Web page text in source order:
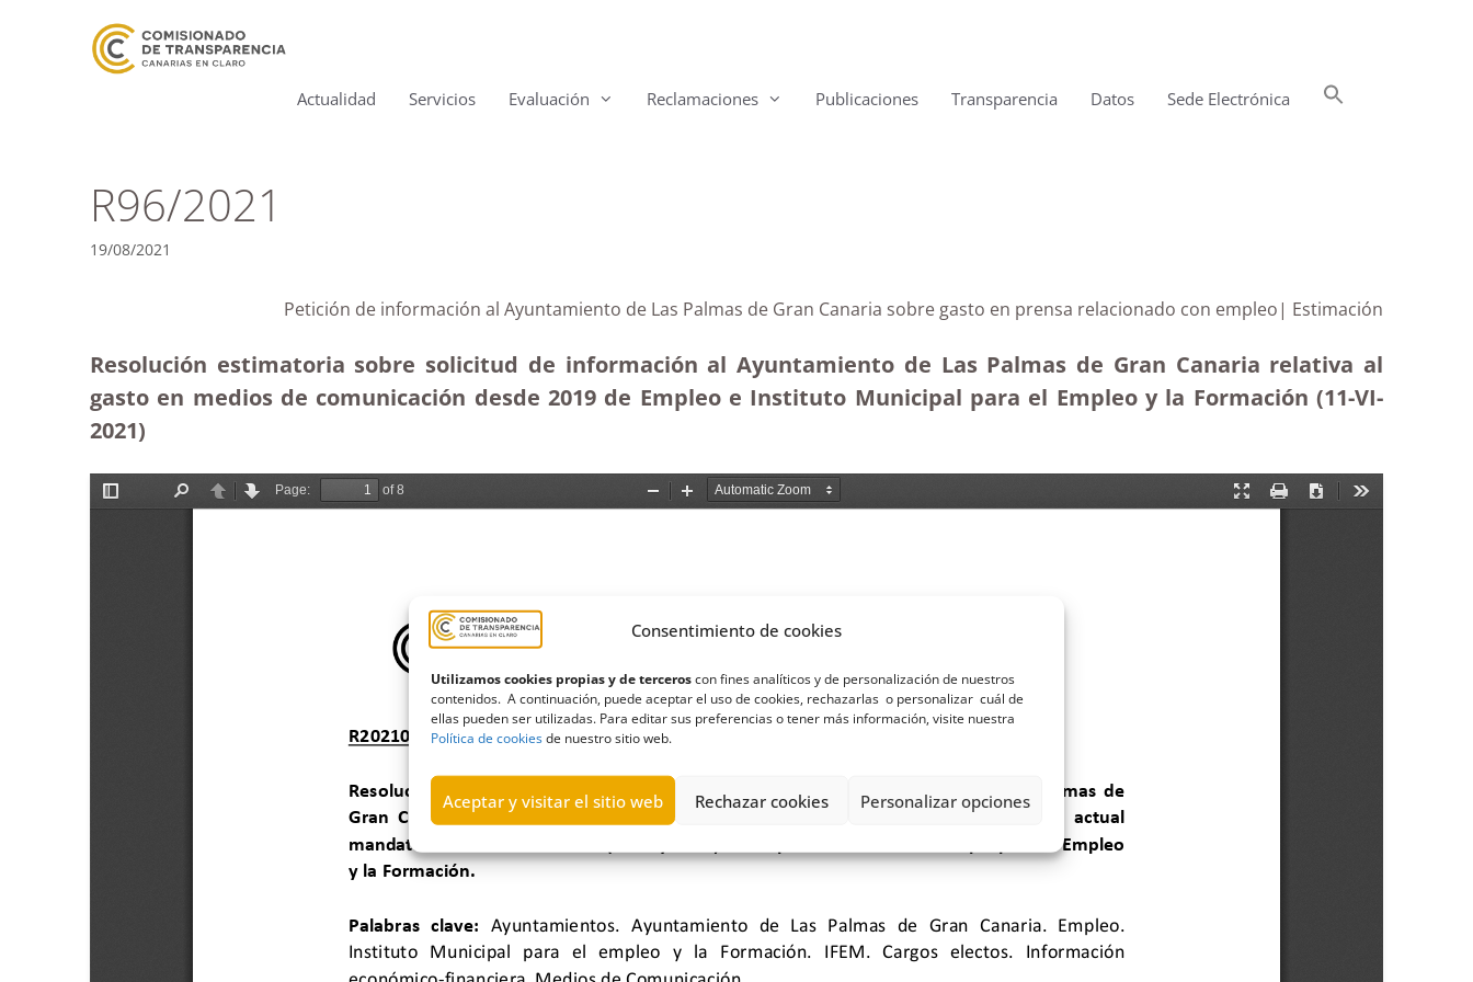
Consentimiento de cookies
Utilizamos cookies propias y de terceroscon fines analíticos y de personalización de nuestros
contenidos. A continuación, puede aceptar el uso de cookies, rechazarlas o personalizar cuál de
ellas pueden ser utilizadas. Para editar sus preferencias o tener más información, visite nuestra
Política de cookiesde nuestro sitio web.
Aceptar y visitar el sitio web Rechazar cookies Personalizar opciones
Actualidad Servicios Evaluación Reclamaciones Publicaciones Transparencia Datos Sede Electrónica
R96/2021
19/08/2021
Petición de información al Ayuntamiento de Las Palmas de Gran Canaria sobre gasto en prensa relacionado con empleo| Estimación
Resolución estimatoria sobre solicitud de información al Ayuntamiento de Las Palmas de Gran Canaria relativa al
gasto en medios de comunicación desde 2019 de Empleo e Instituto Municipal para el Empleo y la Formación (11-VI-
2021)